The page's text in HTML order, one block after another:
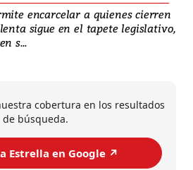
encarcelar a quienes cierren
sigue en el tapete legislativo,
s...
cobertura en los resultados
de búsqueda.
Estrella en Google ↗️